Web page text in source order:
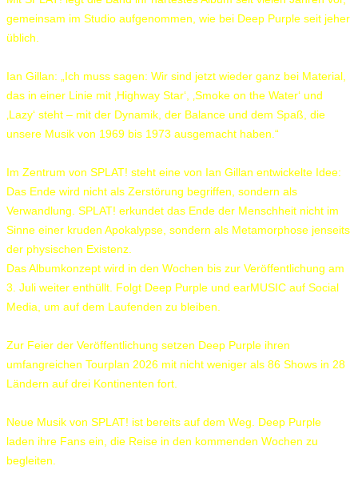
gemeinsam im Studio aufgenommen, wie bei Deep Purple seit jeher
üblich.
Ian Gillan: „Ich muss sagen: Wir sind jetzt wieder ganz bei Material,
das in einer Linie mit ‚Highway Star‘, ‚Smoke on the Water‘ und
‚Lazy‘ steht – mit der Dynamik, der Balance und dem Spaß, die
unsere Musik von 1969 bis 1973 ausgemacht haben.“
Im Zentrum von SPLAT! steht eine von Ian Gillan entwickelte Idee:
Das Ende wird nicht als Zerstörung begriffen, sondern als
Verwandlung. SPLAT! erkundet das Ende der Menschheit nicht im
Sinne einer kruden Apokalypse, sondern als Metamorphose jenseits
der physischen Existenz.
Das Albumkonzept wird in den Wochen bis zur Veröffentlichung am
3. Juli weiter enthüllt. Folgt Deep Purple und earMUSIC auf Social
Media, um auf dem Laufenden zu bleiben.
Zur Feier der Veröffentlichung setzen Deep Purple ihren
umfangreichen Tourplan 2026 mit nicht weniger als 86 Shows in 28
Ländern auf drei Kontinenten fort.
Neue Musik von SPLAT! ist bereits auf dem Weg. Deep Purple
laden ihre Fans ein, die Reise in den kommenden Wochen zu
begleiten.